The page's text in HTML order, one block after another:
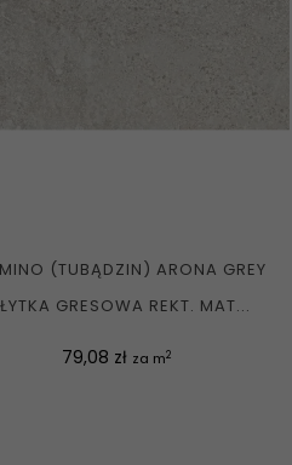
(TUBĄDZIN) ARONA GREY
GRESOWA REKT. MAT...
Cena
79,08 zł za m2